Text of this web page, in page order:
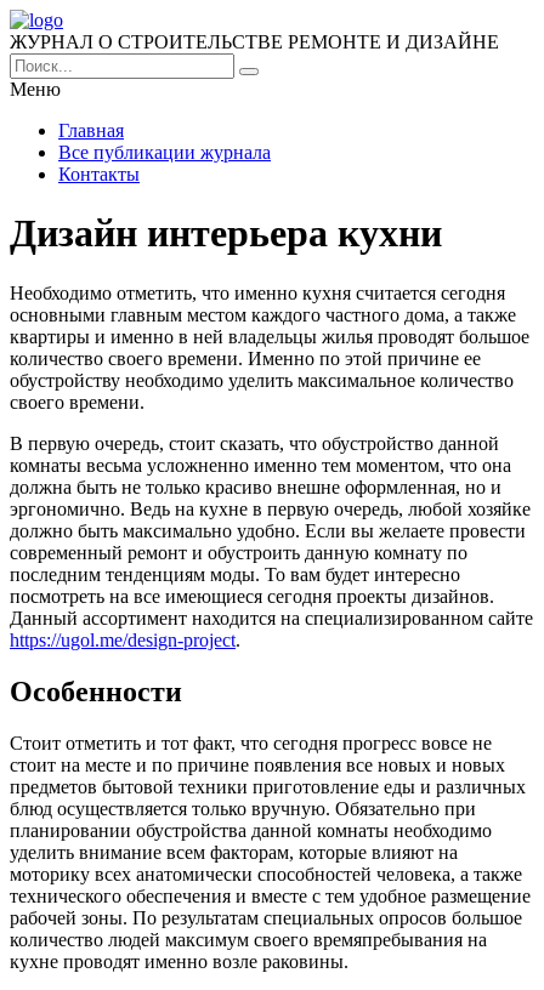
ЖУРНАЛ О СТРОИТЕЛЬСТВЕ РЕМОНТЕ И ДИЗАЙНЕ
Меню
Главная
Все публикации журнала
Контакты
Дизайн интерьера кухни
Необходимо отметить, что именно кухня считается сегодня
основными главным местом каждого частного дома, а также
квартиры и именно в ней владельцы жилья проводят большое
количество своего времени. Именно по этой причине ее
обустройству необходимо уделить максимальное количество
своего времени.
В первую очередь, стоит сказать, что обустройство данной
комнаты весьма усложненно именно тем моментом, что она
должна быть не только красиво внешне оформленная, но и
эргономично. Ведь на кухне в первую очередь, любой хозяйке
должно быть максимально удобно. Если вы желаете провести
современный ремонт и обустроить данную комнату по
последним тенденциям моды. То вам будет интересно
посмотреть на все имеющиеся сегодня проекты дизайнов.
Данный ассортимент находится на специализированном сайте
https://ugol.me/design-project.
Особенности
Стоит отметить и тот факт, что сегодня прогресс вовсе не
стоит на месте и по причине появления все новых и новых
предметов бытовой техники приготовление еды и различных
блюд осуществляется только вручную. Обязательно при
планировании обустройства данной комнаты необходимо
уделить внимание всем факторам, которые влияют на
моторику всех анатомически способностей человека, а также
технического обеспечения и вместе с тем удобное размещение
рабочей зоны. По результатам специальных опросов большое
количество людей максимум своего времяпребывания на
кухне проводят именно возле раковины.